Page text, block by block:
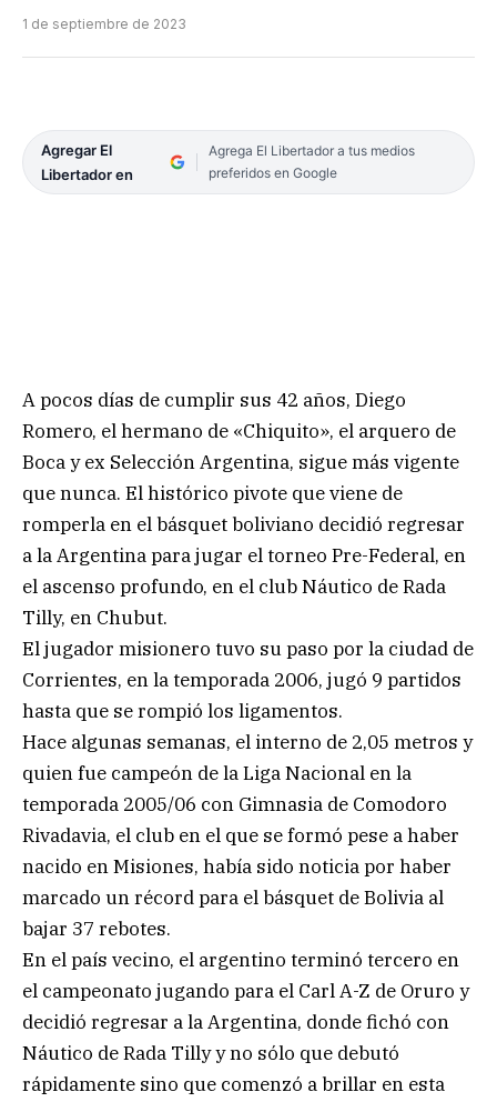
1 de septiembre de 2023
Agregar El
Libertador en
Agrega El Libertador a tus medios
preferidos en Google
A pocos días de cumplir sus 42 años, Diego
Romero, el hermano de «Chiquito», el arquero de
Boca y ex Selección Argentina, sigue más vigente
que nunca. El histórico pivote que viene de
romperla en el básquet boliviano decidió regresar
a la Argentina para jugar el torneo Pre-Federal, en
el ascenso profundo, en el club Náutico de Rada
Tilly, en Chubut.
El jugador misionero tuvo su paso por la ciudad de
Corrientes, en la temporada 2006, jugó 9 partidos
hasta que se rompió los ligamentos.
Hace algunas semanas, el interno de 2,05 metros y
quien fue campeón de la Liga Nacional en la
temporada 2005/06 con Gimnasia de Comodoro
Rivadavia, el club en el que se formó pese a haber
nacido en Misiones, había sido noticia por haber
marcado un récord para el básquet de Bolivia al
bajar 37 rebotes.
En el país vecino, el argentino terminó tercero en
el campeonato jugando para el Carl A-Z de Oruro y
decidió regresar a la Argentina, donde fichó con
Náutico de Rada Tilly y no sólo que debutó
rápidamente sino que comenzó a brillar en esta